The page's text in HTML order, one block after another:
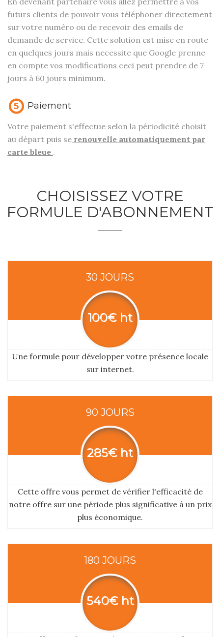
futurs clients de pouvoir vous téléphoner directement
sur votre numéro ou de recevoir des emails de
demande de service. Cette solution est mise en route
en quelques jours mais necessite que Google prenne
en compte vos modifications ceci peut prendre de 7
jours à 60 jours minimum.
5 Paiement
Votre paiement s'effectue selon la périodicité choisit
au départ puis se renouvelle automatiquement par
carte bleue .
CHOISISSEZ VOTRE
FORMULE D'ABONNEMENT
30 JOURS
100€ ht
Une formule pour développer votre présence locale
sur internet.
90 JOURS
285€ ht
Cette offre vous permet de vérifier l'efficacité de
notre offre sur une période plus significative à un prix
plus économique.
180 JOURS
540€ ht